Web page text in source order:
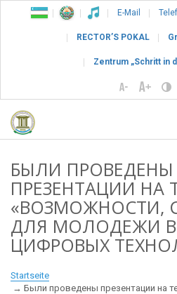
E-Mail
RECTOR’S POKAL
Zentrum „Schritt in
БЫЛИ ПРОВЕДЕНЫ
ПРЕЗЕНТАЦИИ НА
«ВОЗМОЖНОСТИ,
ДЛЯ МОЛОДЕЖИ В
ЦИФРОВЫХ
Startseite
Были проведены презентации на